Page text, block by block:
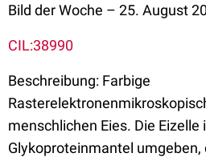
Bild der Woche – 25. August
CIL:38990
Beschreibung: Farbige
menschlichen Eies. Die Eizelle
Glykoproteinmantel umgeben,